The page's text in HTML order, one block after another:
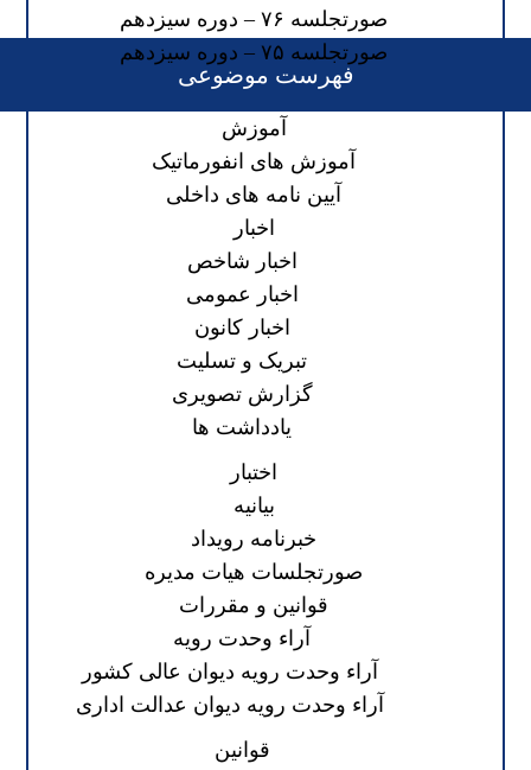
صورتجلسه ۷۶ – دوره سیزدهم
صورتجلسه ۷۵ – دوره سیزدهم
فهرست موضوعی
آموزش
آموزش های انفورماتیک
آیین نامه های داخلی
اخبار
اخبار شاخص
اخبار عمومی
اخبار کانون
تبریک و تسلیت
گزارش تصویری
یادداشت ها
اختبار
بیانیه
خبرنامه رویداد
صورتجلسات هیات مدیره
قوانین و مقررات
آراء وحدت رویه
آراء وحدت رویه دیوان عالی کشور
آراء وحدت رویه دیوان عدالت اداری
قوانین